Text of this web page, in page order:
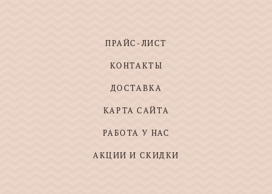
ПРАЙС-ЛИСТ
КОНТАКТЫ
ДОСТАВКА
КАРТА САЙТА
РАБОТА У НАС
АКЦИИ И СКИДКИ